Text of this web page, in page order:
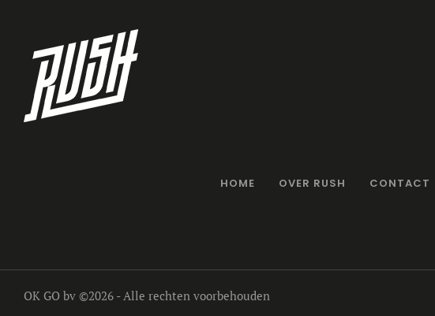
HOME OVER RUSH CONTACT
OK GO bv ©2026 - Alle rechten voorbehouden